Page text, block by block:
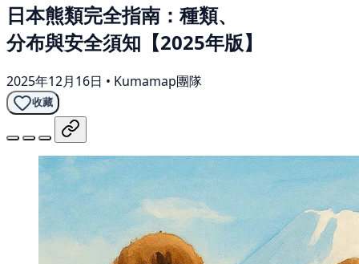
日本熊類完全指南：種類、
分布與安全須知【2025年版】
2025年12月16日 • Kumamap團隊
收藏